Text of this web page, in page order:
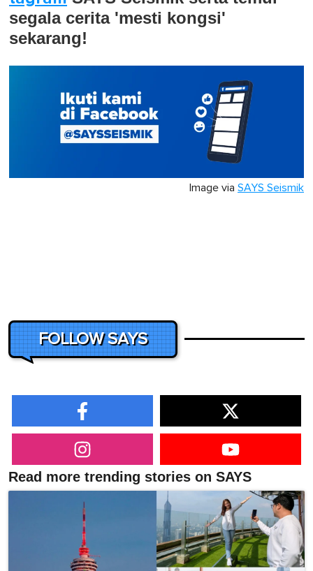
segala cerita 'mesti kongsi'
sekarang!
Image via SAYS Seismik
FOLLOW SAYS
Read more trending stories on SAYS